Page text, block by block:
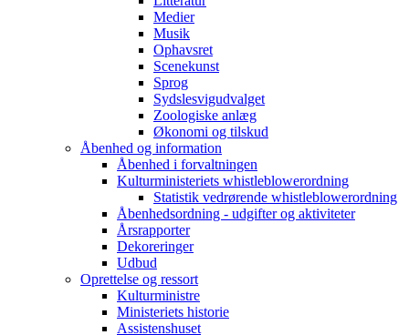
Medier
Musik
Ophavsret
Scenekunst
Sprog
Sydslesvigudvalget
Zoologiske anlæg
Økonomi og tilskud
Åbenhed og information
Åbenhed i forvaltningen
Kulturministeriets whistleblowerordning
Statistik vedrørende whistleblowerordning
Åbenhedsordning - udgifter og aktiviteter
Årsrapporter
Dekoreringer
Udbud
Oprettelse og ressort
Kulturministre
Ministeriets historie
Assistenshuset